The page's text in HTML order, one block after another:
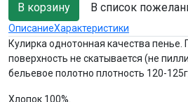
В список
ОписаниеХарактеристики
Кулирка однотонная качества пенье.
поверхность не скатывается (не
бельевое полотно плотность 120-
Хлопок 100%.